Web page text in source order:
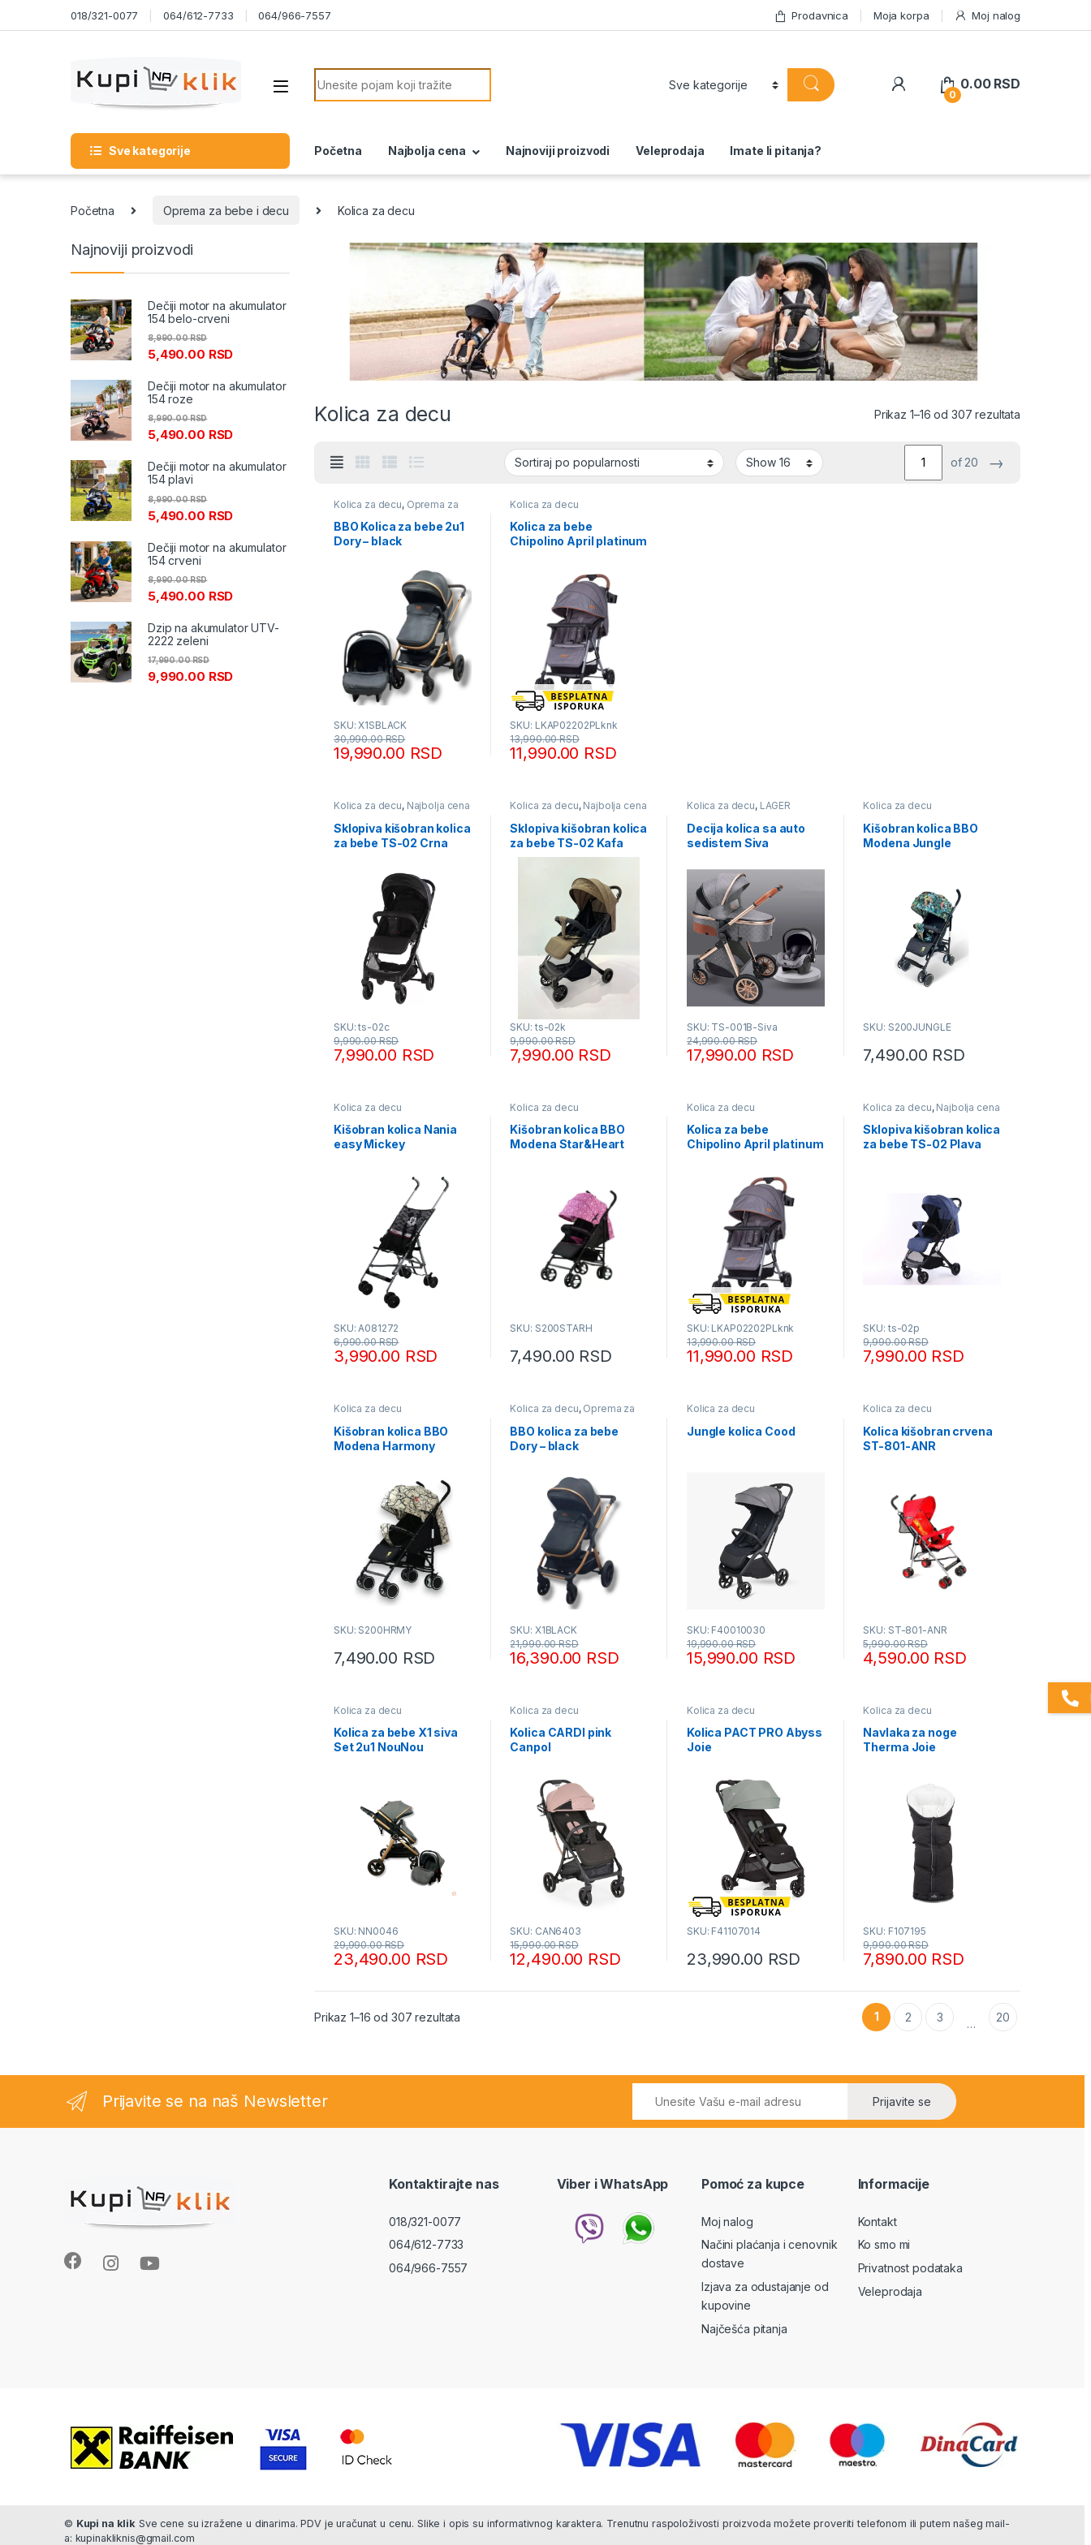
Skip to navigation018/321-0077 064/612-7733 064/966-7557 Prodavnica Moja korpa Moj nalog
Search for:
0
0.00 RSD
Sve kategorije Početna Najbolja cena Najnoviji proizvodi Veleprodaja Imate li pitanja?
Početna Oprema za bebe i decu Kolica za decu
Kolica za decu Prikaz 1–16 od 307 rezultata
of 20 →
Kolica za decu, Oprema za
BBO Kolica za bebe 2u1
Dory – black
SKU: X1SBLACK
19,990.00 RSD
30,990.00RSD
Kolica za decu
Kolica za bebe
Chipolino April platinum
SKU: LKAP02202PLknk
11,990.00 RSD
13,990.00RSD
Kolica za decu, Najbolja cena
Sklopiva kišobran kolica
za bebe TS-02 Crna
SKU: ts-02c
7,990.00 RSD
9,990.00RSD
Kolica za decu, Najbolja cena
Sklopiva kišobran kolica
za bebe TS-02 Kafa
SKU: ts-02k
7,990.00 RSD
9,990.00RSD
Kolica za decu, LAGER
TRAJU ZALIHE
Decija kolica sa auto
sedistem Siva
SKU: TS-001B-Siva
17,990.00 RSD
24,990.00RSD
Kolica za decu
Kišobran kolica BBO
Modena Jungle
SKU: S200JUNGLE
7,490.00 RSD
Kolica za decu
Kišobran kolica Nania
easy Mickey
SKU: A081272
3,990.00 RSD
6,990.00RSD
Kolica za decu
Kišobran kolica BBO
Modena Star&Heart
SKU: S200STARH
7,490.00 RSD
Kolica za decu
Kolica za bebe
Chipolino April platinum
SKU: LKAP02202PLknk
11,990.00 RSD
13,990.00RSD
Kolica za decu, Najbolja cena
Sklopiva kišobran kolica
za bebe TS-02 Plava
SKU: ts-02p
7,990.00 RSD
9,990.00RSD
Kolica za decu
Kišobran kolica BBO
Modena Harmony
SKU: S200HRMY
7,490.00 RSD
Kolica za decu, Oprema za
BBO kolica za bebe
Dory – black
SKU: X1BLACK
16,390.00 RSD
21,990.00RSD
Kolica za decu
Jungle kolica Cood
SKU: F40010030
15,990.00 RSD
19,990.00RSD
Kolica za decu
Kolica kišobran crvena
ST-801-ANR
SKU: ST-801-ANR
4,590.00 RSD
5,990.00RSD
Kolica za decu
Kolica za bebe X1 siva
Set 2u1 NouNou
SKU: NN0046
23,490.00 RSD
29,990.00RSD
Kolica za decu
Kolica CARDI pink
Canpol
SKU: CAN6403
12,490.00 RSD
15,990.00RSD
Kolica za decu
Kolica PACT PRO Abyss
Joie
SKU: F41107014
23,990.00 RSD
Kolica za decu
Navlaka za noge
Therma Joie
SKU: F107195
7,890.00 RSD
9,990.00RSD
Prikaz 1–16 od 307 rezultata 1 2 3 … 20
Najnoviji proizvodi
Dečiji motor na akumulator
154 belo-crveni
5,490.00 RSD
8,990.00RSD
Dečiji motor na akumulator
154 roze
5,490.00 RSD
8,990.00RSD
Dečiji motor na akumulator
154 plavi
5,490.00 RSD
8,990.00RSD
Dečiji motor na akumulator
154 crveni
5,490.00 RSD
8,990.00RSD
Dzip na akumulator UTV-
2222 zeleni
9,990.00 RSD
17,990.00RSD
Prijavite se na naš Newsletter Prijavite se
Kontaktirajte nas
018/321-0077
064/612-7733
064/966-7557
Viber i WhatsApp Pomoć za kupce
Moj nalog
Načini plaćanja i cenovnik
dostave
Izjava za odustajanje od
kupovine
Najčešća pitanja
Informacije
Kontakt
Ko smo mi
Privatnost podataka
Veleprodaja
© Kupi na klik Sve cene su izražene u dinarima. PDV je uračunat u cenu. Slike i opis su informativnog karaktera. Trenutnu raspoloživosti proizvoda možete proveriti telefonom ili putem našeg mail-
a: kupinakliknis@gmail.com